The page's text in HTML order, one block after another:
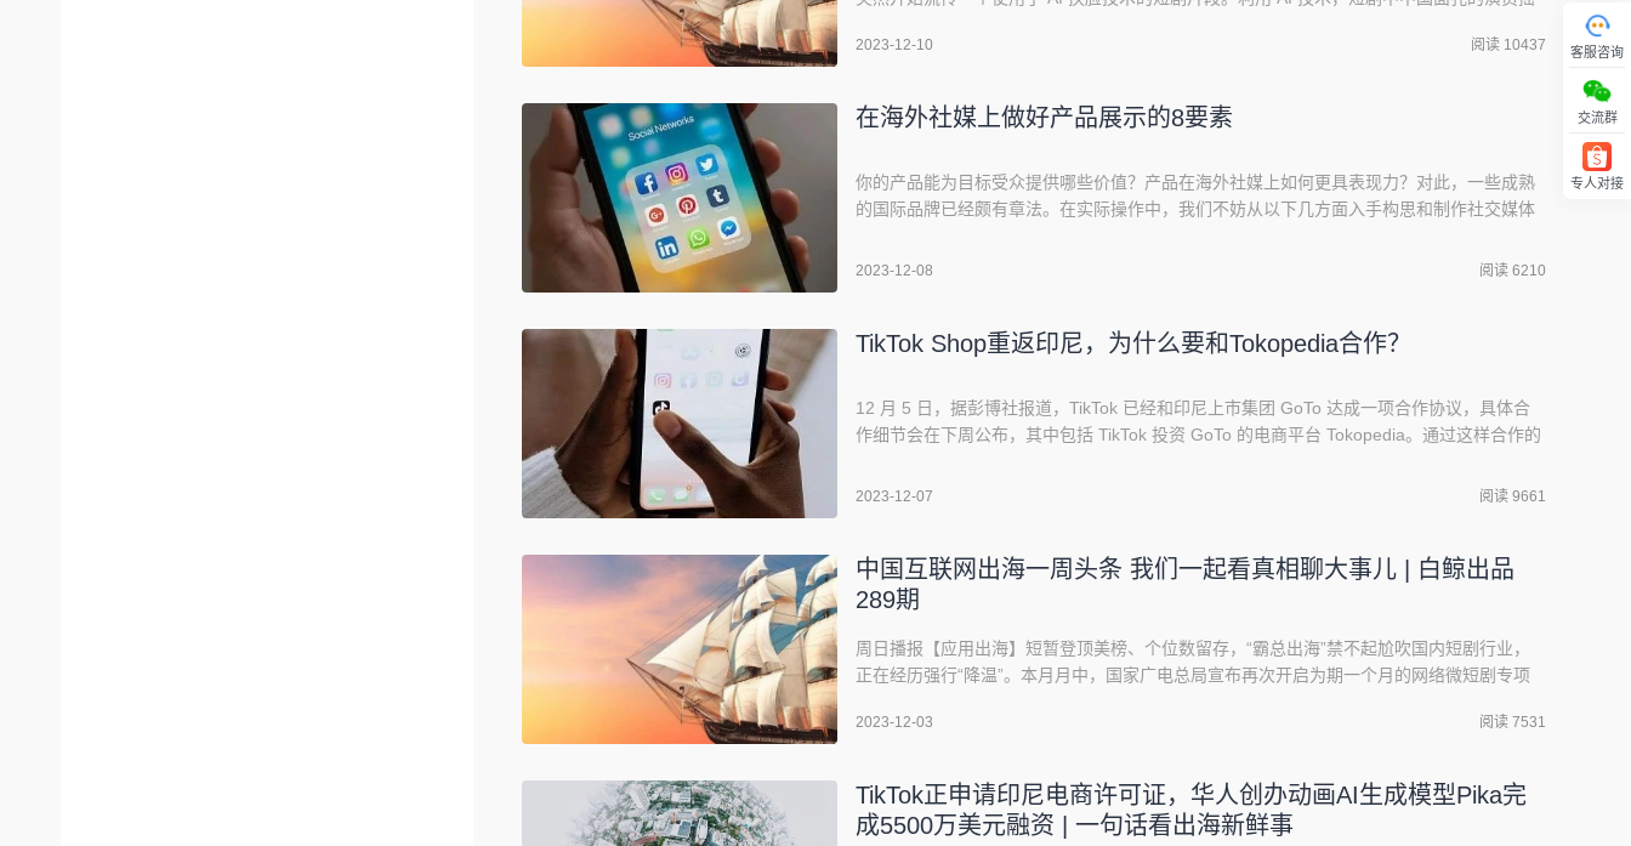
译短剧出海的基础上，这种低成本短剧出海模式，看起来有望在视觉层面的本地化上更进一
2023-12-10 阅读 10437
在海外社媒上做好产品展示的8要素
你的产品能为目标受众提供哪些价值？产品在海外社媒上如何更具表现力？对此，一些成熟
的国际品牌已经颇有章法。在实际操作中，我们不妨从以下几方面入手构思和制作社交媒体
研究中心曾经进行的一项调查表明，人们在挑选商品的时候存在一个“七秒钟定律”：面对琳
2023-12-08 阅读 6210
TikTok Shop重返印尼，为什么要和Tokopedia合作？
12 月 5 日，据彭博社报道，TikTok 已经和印尼上市集团 GoTo 达成一项合作协议，具体合
作细节会在下周公布，其中包括 TikTok 投资 GoTo 的电商平台 Tokopedia。通过这样合作的
还报道 TikTok 也和其他印尼电商公司接触。那么，TikTok 为什么最终会选择和 T
2023-12-07 阅读 9661
中国互联网出海一周头条 我们一起看真相聊大事儿 | 白鲸出品
289期
周日播报【应用出海】短暂登顶美榜、个位数留存，“霸总出海”禁不起尬吹国内短剧行业，
正在经历强行“降温”。本月月中，国家广电总局宣布再次开启为期一个月的网络微短剧专项
“余震”之下，平台也宣布加强自我规范，20 日晚，抖音宣布平台内短剧投流不再支持代投，
2023-12-03 阅读 7531
TikTok正申请印尼电商许可证，华人创办动画AI生成模型Pika完
成5500万美元融资 | 一句话看出海新鲜事
客服咨询
交流群
专人对接